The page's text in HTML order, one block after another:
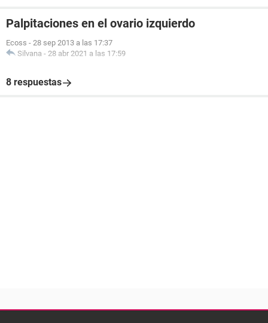
Palpitaciones en el ovario izquierdo
Ecoss - 28 sep 2013 a las 17:37
Silvana - 28 abr 2021 a las 17:59
8 respuestas